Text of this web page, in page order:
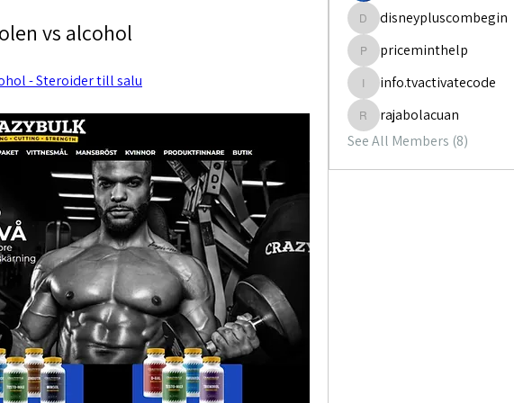
vs alcohol
- Steroider till salu
disneypluscombegin
disneypluscombegin
priceminthelp
priceminthelp
info.tvactivatecode
info.tvactivatecode
rajabolacuan
rajabolacuan
See All Members (8)